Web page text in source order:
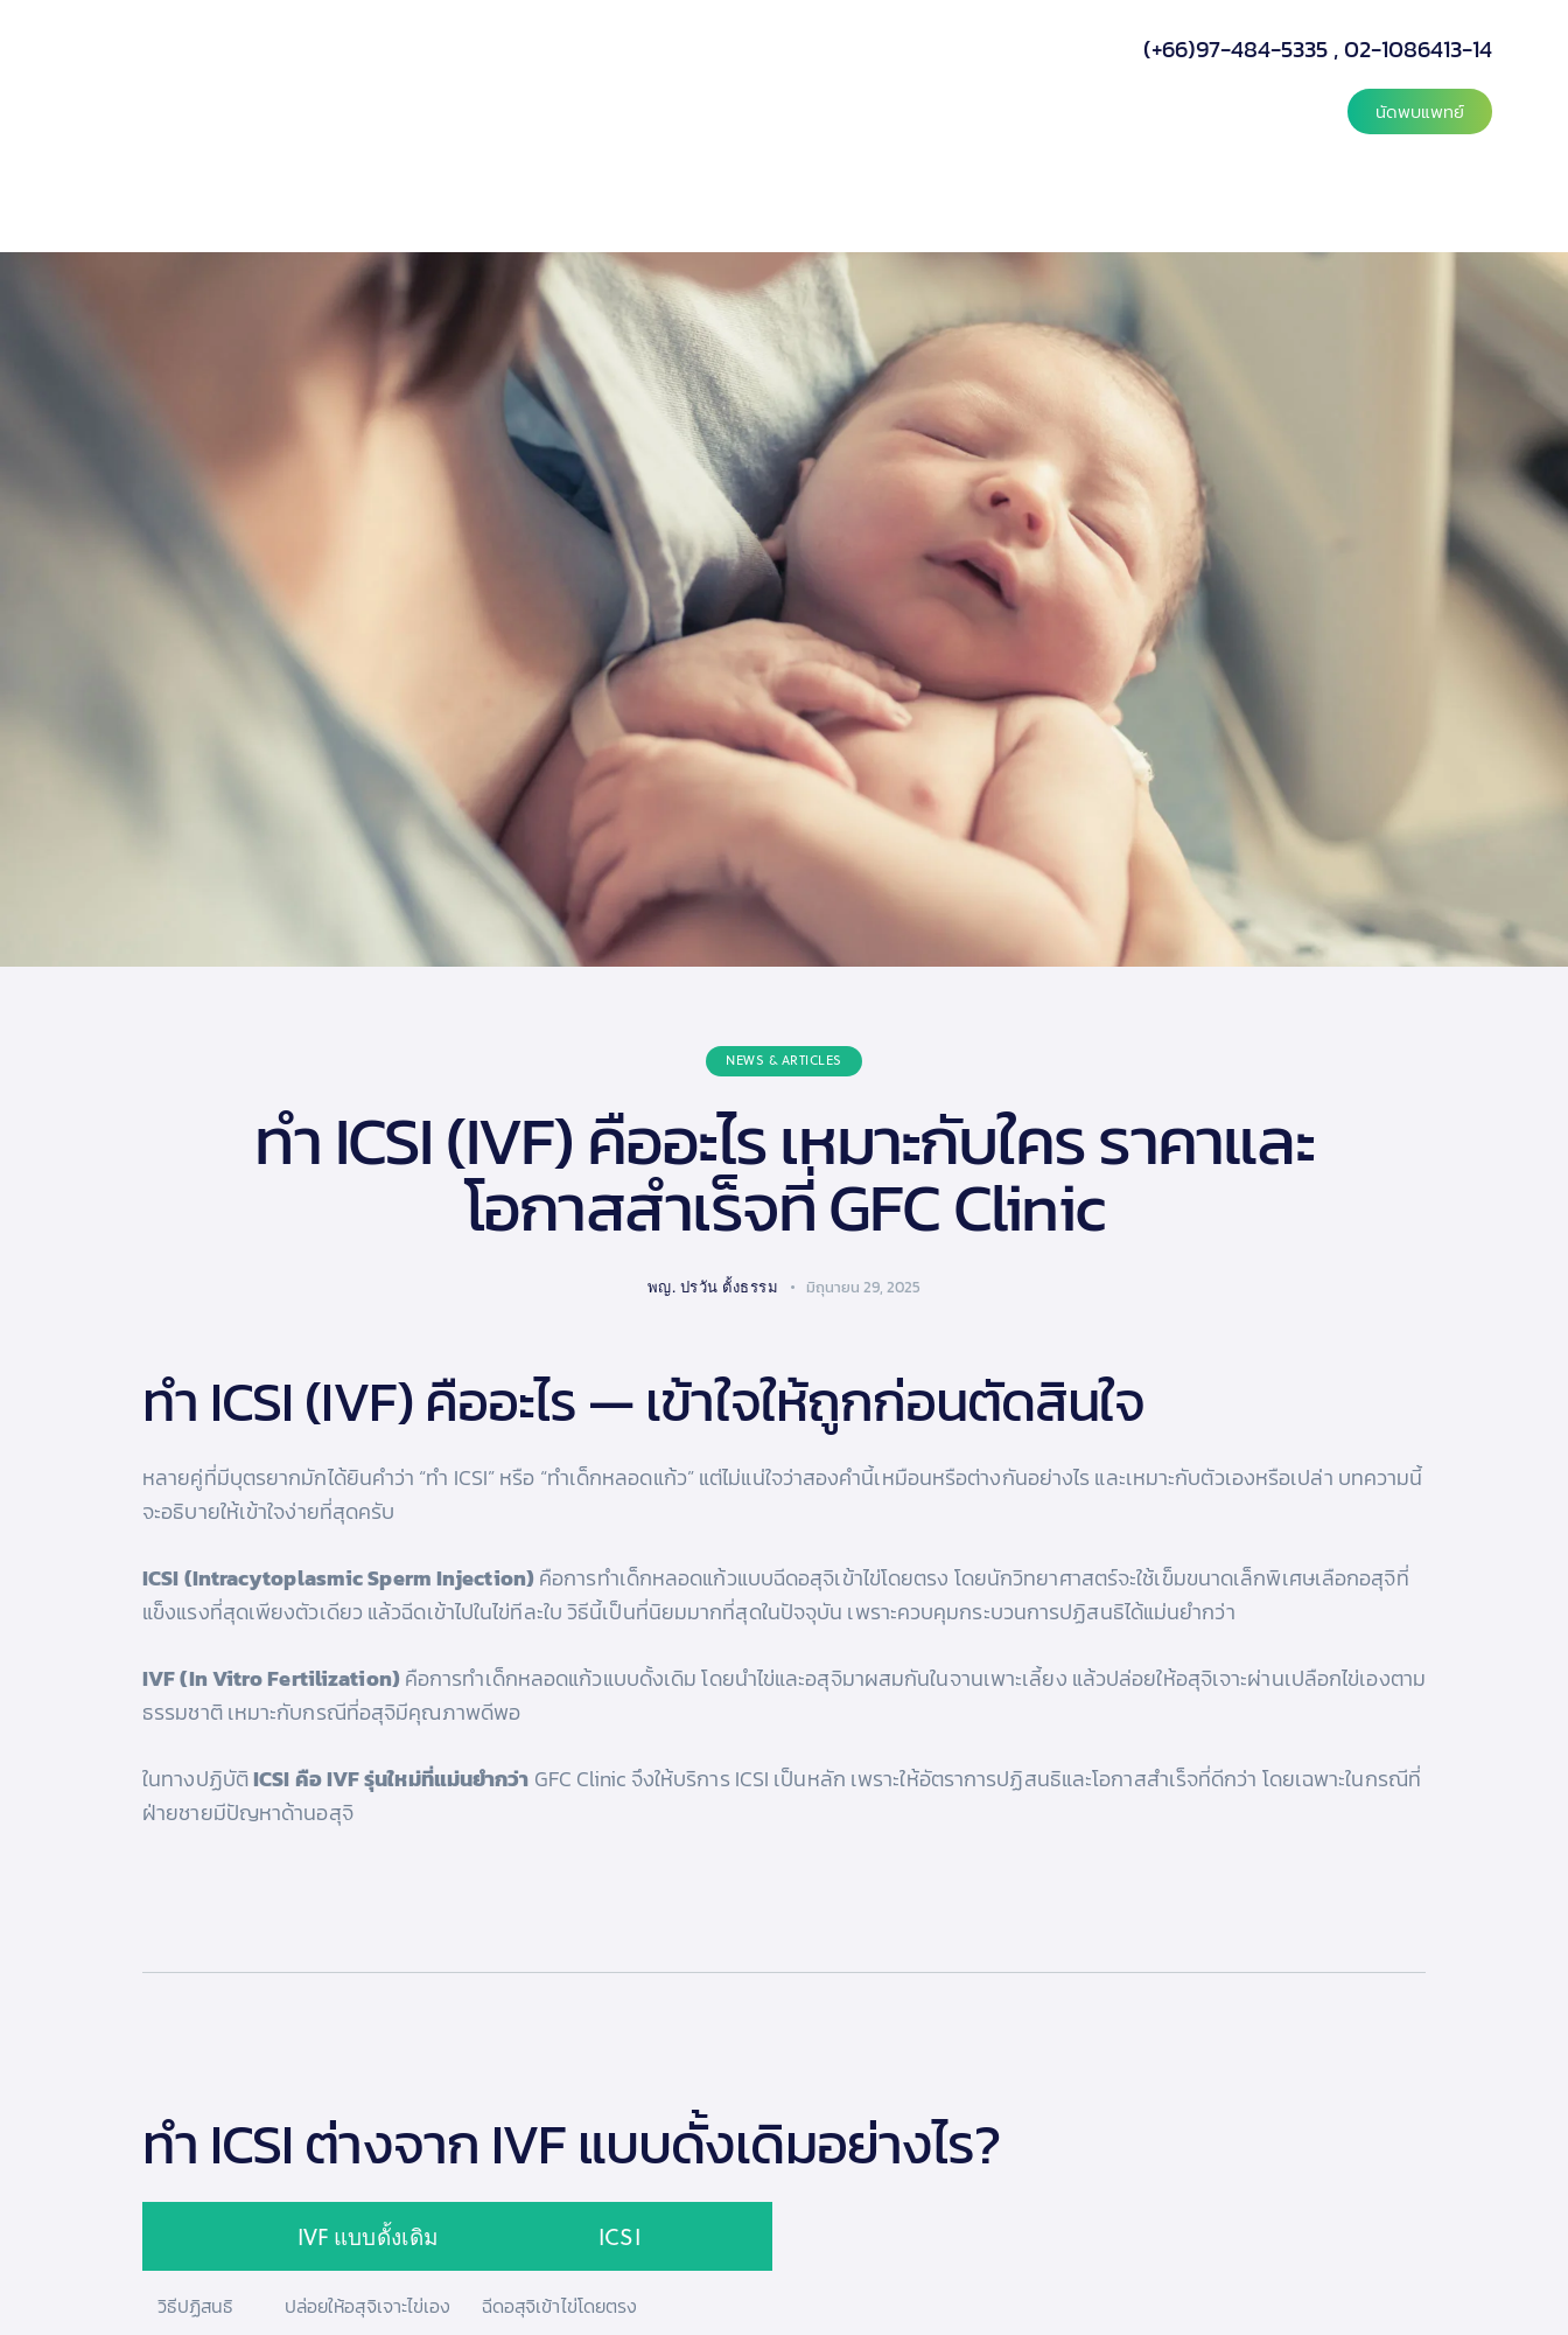
(+66)97-484-5335,02-1086413-14
นัดพบแพทย์
NEWS & ARTICLES
ทำ ICSI (IVF) คืออะไร เหมาะกับใคร ราคาและ
โอกาสสำเร็จที่ GFC Clinic
พญ. ปรวัน ตั้งธรรม มิถุนายน 29, 2025
ทำ ICSI (IVF) คืออะไร — เข้าใจให้ถูกก่อนตัดสินใจ
หลายคู่ที่มีบุตรยากมักได้ยินคำว่า “ทำ ICSI” หรือ “ทำเด็กหลอดแก้ว” แต่ไม่แน่ใจว่าสองคำนี้เหมือนหรือต่างกันอย่างไร และเหมาะกับตัวเองหรือเปล่า บทความนี้
จะอธิบายให้เข้าใจง่ายที่สุดครับ
ICSI (Intracytoplasmic Sperm Injection) คือการทำเด็กหลอดแก้วแบบฉีดอสุจิเข้าไข่โดยตรง โดยนักวิทยาศาสตร์จะใช้เข็มขนาดเล็กพิเศษเลือกอสุจิที่
แข็งแรงที่สุดเพียงตัวเดียว แล้วฉีดเข้าไปในไข่ทีละใบ วิธีนี้เป็นที่นิยมมากที่สุดในปัจจุบัน เพราะควบคุมกระบวนการปฏิสนธิได้แม่นยำกว่า
IVF (In Vitro Fertilization) คือการทำเด็กหลอดแก้วแบบดั้งเดิม โดยนำไข่และอสุจิมาผสมกันในจานเพาะเลี้ยง แล้วปล่อยให้อสุจิเจาะผ่านเปลือกไข่เองตาม
ธรรมชาติ เหมาะกับกรณีที่อสุจิมีคุณภาพดีพอ
ในทางปฏิบัติICSI คือ IVF รุ่นใหม่ที่แม่นยำกว่า GFC Clinic จึงให้บริการ ICSI เป็นหลัก เพราะให้อัตราการปฏิสนธิและโอกาสสำเร็จที่ดีกว่า โดยเฉพาะในกรณีที่
ฝ่ายชายมีปัญหาด้านอสุจิ
ทำ ICSI ต่างจาก IVF แบบดั้งเดิมอย่างไร?
IVF แบบดั้งเดิม ICSI
วิธีปฏิสนธิ ปล่อยให้อสุจิเจาะไข่เอง ฉีดอสุจิเข้าไข่โดยตรง